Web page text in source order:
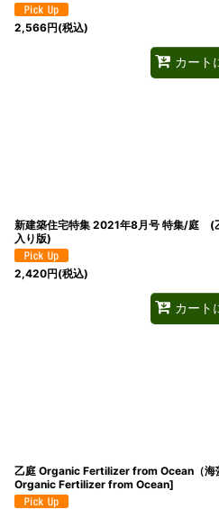
2,566円(税込)
カート
新建築住宅特集 2021年8月号 特集/庭 (
入り版)
2,420円(税込)
カート
乙庭 Organic Fertilizer from Ocean（海
Organic Fertilizer from Ocean]